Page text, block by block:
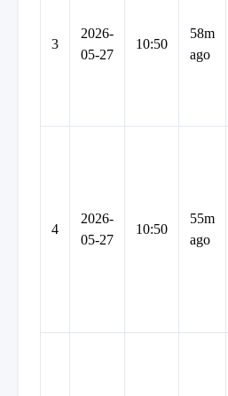
3
2026-
05-27
10:50
58m
ago
4
2026-
05-27
10:50
55m
ago